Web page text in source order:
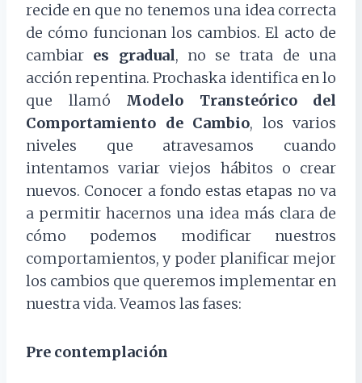
recide en que no tenemos una idea correcta
de cómo funcionan los cambios. El acto de
cambiar es gradual, no se trata de una
acción repentina. Prochaska identifica en lo
que llamó Modelo Transteórico del
Comportamiento de Cambio, los varios
niveles que atravesamos cuando
intentamos variar viejos hábitos o crear
nuevos. Conocer a fondo estas etapas no va
a permitir hacernos una idea más clara de
cómo podemos modificar nuestros
comportamientos, y poder planificar mejor
los cambios que queremos implementar en
nuestra vida. Veamos las fases:
Pre contemplación